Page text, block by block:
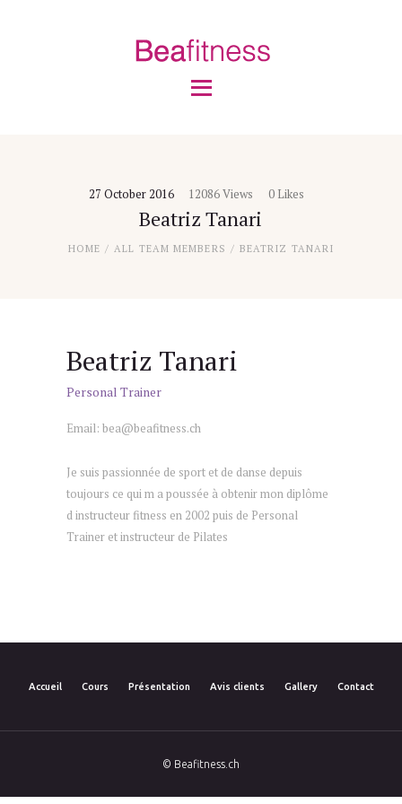
27 October 2016 12086Views 0 Likes
Beatriz Tanari
HOME ALL TEAM MEMBERS BEATRIZ TANARI
Contact
Beatriz Tanari
Personal Trainer
Email: bea@beafitness.ch
Je suis passionnée de sport et de danse depuis
toujours ce qui m a poussée à obtenir mon diplôme
d instructeur fitness en 2002 puis de Personal
Trainer et instructeur de Pilates
Accueil Cours Présentation Avis clients Gallery Contact
© Beafitness.ch